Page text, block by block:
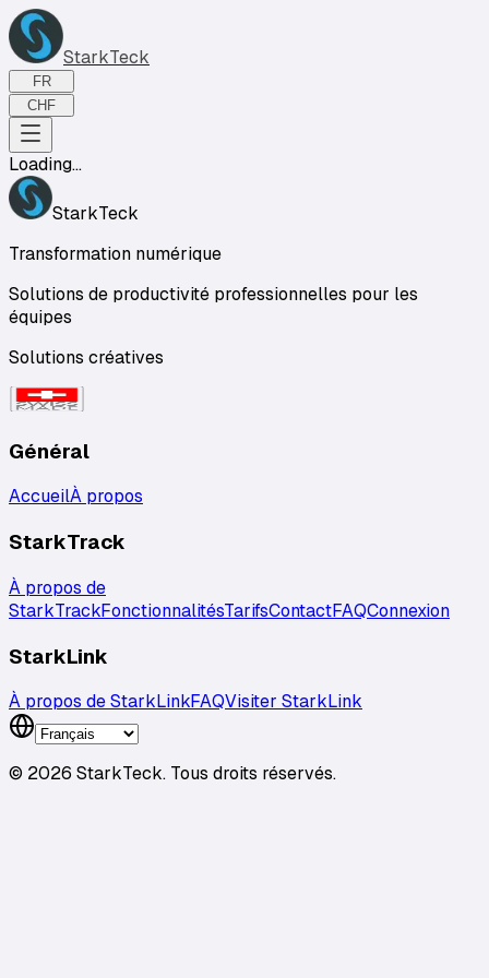
StarkTeck
FR
CHF
Loading...
StarkTeck
Transformation numérique
Solutions de productivité professionnelles pour les
équipes
Solutions créatives
Général
AccueilÀ propos
StarkTrack
À propos de
StarkTrackFonctionnalitésTarifsContactFAQConnexion
StarkLink
À propos de StarkLinkFAQVisiter StarkLink
© 2026 StarkTeck. Tous droits réservés.